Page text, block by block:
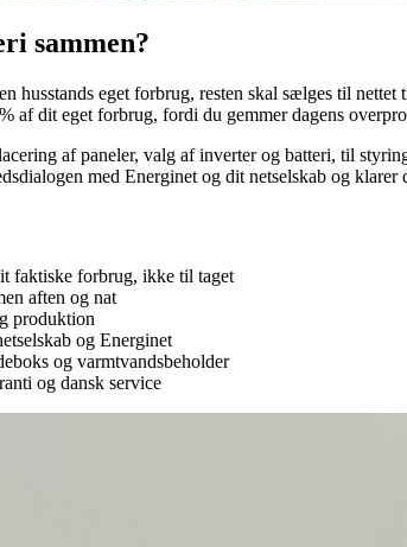
sammen?
husstands eget forbrug, resten skal sælges til
af dit eget forbrug, fordi du gemmer dagens
af paneler, valg af inverter og batteri, til
med Energinet og dit netselskab og klarer
faktiske forbrug, ikke til taget
aften og nat
produktion
og Energinet
og varmtvandsbeholder
og dansk service